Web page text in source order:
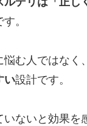
。
む人ではなく、
い設計です。
ないと効果